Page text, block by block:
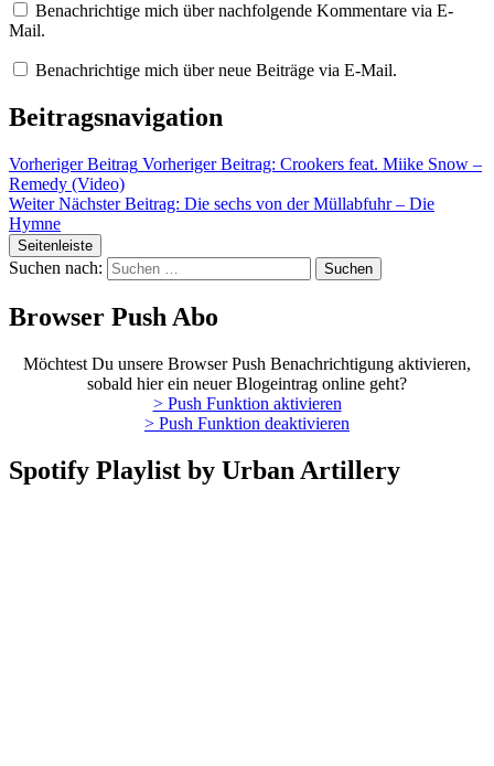
Benachrichtige mich über nachfolgende Kommentare via E-
Mail.
Benachrichtige mich über neue Beiträge via E-Mail.
Beitragsnavigation
Vorheriger Beitrag Vorheriger Beitrag: Crookers feat. Miike Snow –
Remedy (Video)
Weiter Nächster Beitrag: Die sechs von der Müllabfuhr – Die
Hymne
Seitenleiste
Suchen nach:
Browser Push Abo
Möchtest Du unsere Browser Push Benachrichtigung aktivieren,
sobald hier ein neuer Blogeintrag online geht?
> Push Funktion aktivieren
> Push Funktion deaktivieren
Spotify Playlist by Urban Artillery